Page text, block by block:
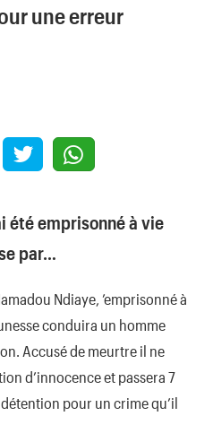
une erreur
été emprisonné à vie
par…
Ndiaye, ’emprisonné à
conduira un homme
Accusé de meurtre il ne
d’innocence et passera 7
pour un crime qu’il